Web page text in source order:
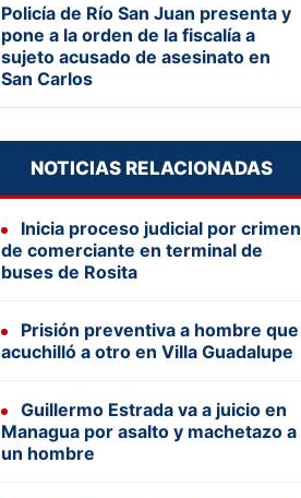
Policía de Río San Juan presenta y
pone a la orden de la fiscalía a
sujeto acusado de asesinato en
San Carlos
NOTICIAS RELACIONADAS
Inicia proceso judicial por crimen
de comerciante en terminal de
buses de Rosita
Prisión preventiva a hombre que
acuchilló a otro en Villa Guadalupe
Guillermo Estrada va a juicio en
Managua por asalto y machetazo a
un hombre